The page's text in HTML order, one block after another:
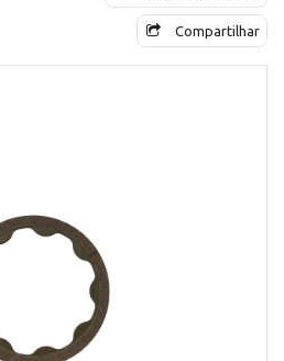
Compartilhar